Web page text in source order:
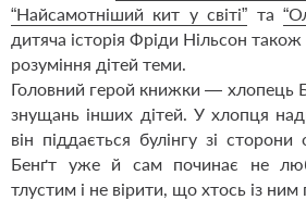
“Найсамотніший кит у світі” та
дитяча історія Фріди Нільсон
розуміння дітей теми.
Головний герой книжки — хлопець
знущань інших дітей. У хлопця
він піддається булінгу зі сторони
Бенґт уже й сам починає не
тлустим і не вірити, що хтось із